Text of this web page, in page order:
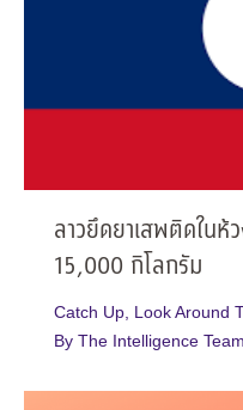
ลาวยึดยาเสพติดใน
15,000 กิโลกรัม
Catch Up Look Around
By The Intelligence Team